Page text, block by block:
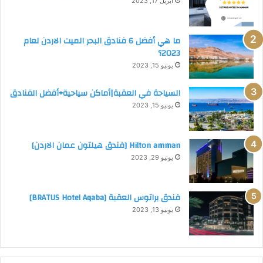
اقرأ أيضاً: فندق البتراء مون لاكشري وادي مُوسى (موصى به 2023)
ر
د
ل
ش
ا
0
ما هي أفضل 6 فنادق البحر الميت الاردن لعام
2023؟
يونيو 15, 2023
السياحة في العقبة|أماكن سياحية+أفضل الفنادق
يونيو 15, 2023
Hilton amman [فندق هيلتون عمان الاردن]
يونيو 29, 2023
فندق براتوس العقبة [BRATUS Hotel Aqaba]
يونيو 13, 2023